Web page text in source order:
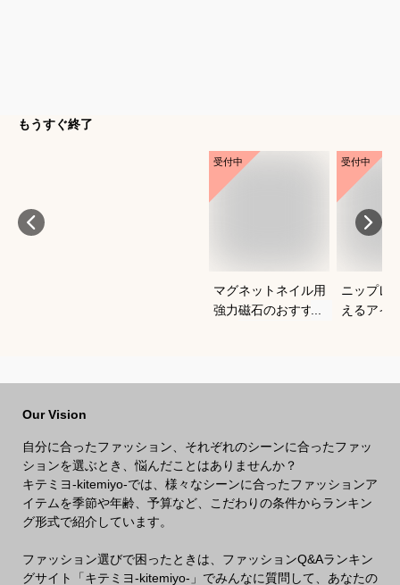
もうすぐ終了
受付中
マグネットネイル用
強力磁石のおすすめ
受付中
ニップレ
えるアイ
Our Vision
自分に合ったファッション、それぞれのシーンに合ったファッ
ションを選ぶとき、悩んだことはありませんか？
キテミヨ-kitemiyo-では、様々なシーンに合ったファッションア
イテムを季節や年齢、予算など、こだわりの条件からランキン
グ形式で紹介しています。
ファッション選びで困ったときは、ファッションQ&Aランキン
グサイト「キテミヨ-kitemiyo-」でみんなに質問して、あなたの